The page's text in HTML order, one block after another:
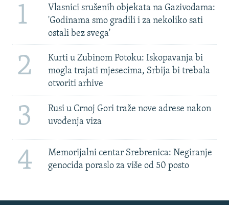
1
Vlasnici srušenih objekata na Gazivodama:
'Godinama smo gradili i za nekoliko sati
ostali bez svega'
2
Kurti u Zubinom Potoku: Iskopavanja bi
mogla trajati mjesecima, Srbija bi trebala
otvoriti arhive
3
Rusi u Crnoj Gori traže nove adrese nakon
uvođenja viza
4
Memorijalni centar Srebrenica: Negiranje
genocida poraslo za više od 50 posto